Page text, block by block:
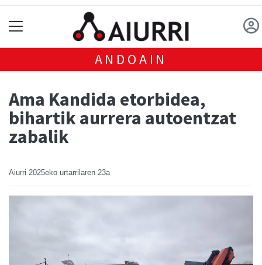
ANDOAIN
Ama Kandida etorbidea,
bihartik aurrera autoentzat
zabalik
Aiurri 2025eko urtarrilaren 23a